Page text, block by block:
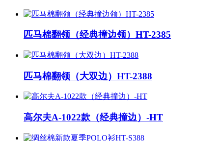
匹马棉翻领（经典撞边领）HT-2385
匹马棉翻领（大双边）HT-2388
高尔夫A-1022款（经典撞边）-HT